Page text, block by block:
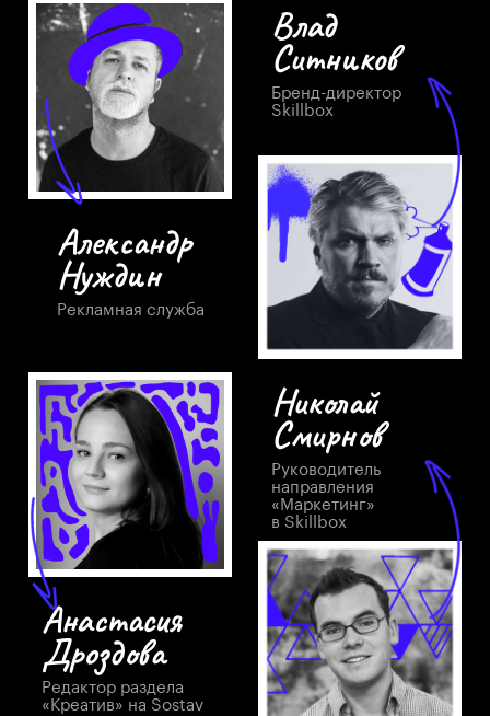
Александр
Нуждин
Рекламная служба
Влад
Ситников
Бренд-директор
Skillbox
Анастасия
Дроздова
Редактор раздела
«Креатив» на Sostav
Николай
Смирнов
Руководитель
направления
«Маркетинг»
в Skillbox